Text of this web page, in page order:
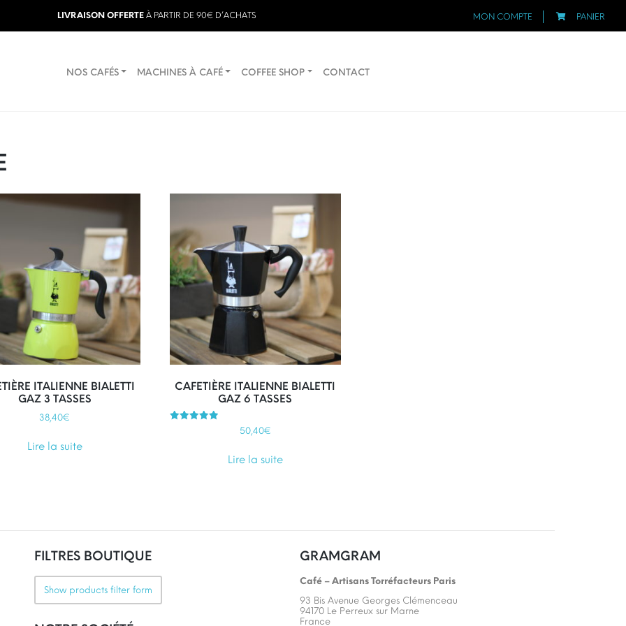
LIVRAISON OFFERTEÀ PARTIR DE 90€ D’ACHATS MON COMPTE PANIER
NOS CAFÉS MACHINES À CAFÉ COFFEE SHOP CONTACT
ITALIENNE BIALETTI
GAZ 3 TASSES
38,40€
Lire la suite
CAFETIÈRE ITALIENNE BIALETTI
GAZ 6 TASSES
50,40€
Lire la suite
FILTRES BOUTIQUE
Show products filter form
GRAMGRAM
Café – Artisans Torréfacteurs Paris
93 Bis Avenue Georges Clémenceau
94170 Le Perreux sur Marne
France